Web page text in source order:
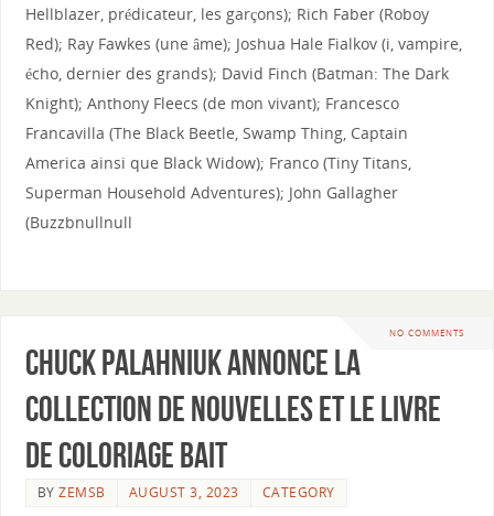
Hellblazer, prédicateur, les garçons); Rich Faber (Roboy
Red); Ray Fawkes (une âme); Joshua Hale Fialkov (i, vampire,
écho, dernier des grands); David Finch (Batman: The Dark
Knight); Anthony Fleecs (de mon vivant); Francesco
Francavilla (The Black Beetle, Swamp Thing, Captain
America ainsi que Black Widow); Franco (Tiny Titans,
Superman Household Adventures); John Gallagher
(Buzzbnullnull
NO COMMENTS
Chuck Palahniuk annonce la
collection de nouvelles et le livre
de coloriage Bait
BYZEMSB AUGUST 3, 2023 CATEGORY